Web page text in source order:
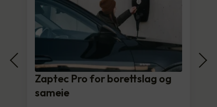
Zaptec Pro for borettslag og
sameie